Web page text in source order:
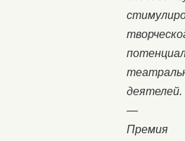
деятелей.
—
Премия